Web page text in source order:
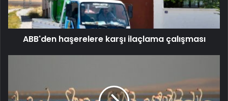
ABB'den haşerelere karşı ilaçlama çalışması